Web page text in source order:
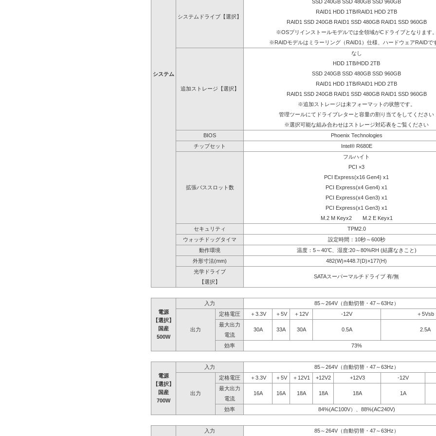
システム
システムドライブ【選択】
SSD 240GB SSD 480GB SSD 960GB
RAID1 HDD 1TB/RAID1 HDD 2TB
RAID1 SSD 240GB RAID1 SSD 480GB RAID1 SSD 960GB
※OSプリインストールモデルでは全領域がCドライブとなります
※RAIDモデルはミラーリング（RAID1）仕様、ハードウェアRAIDで
追加ストレージ【選択】
なし
HDD 1TB/HDD 2TB
SSD 240GB SSD 480GB SSD 960GB
RAID1 HDD 1TB/RAID1 HDD 2TB
RAID1 SSD 240GB RAID1 SSD 480GB RAID1 SSD 960GB
※追加ストレージは未フォーマットの状態です。
管理ツールにてドライブレターと容量の割り当てをしてください
※選択可能な組み合わせはストレージ対応表をご覧ください
BIOS
Phoenix Technologies
チップセット
Intel® R680E
拡張バススロット数
フルハイト
PCI ×3
PCI Express(x16 Gen4) x1
PCI Express(x4 Gen4) x1
PCI Express(x4 Gen3) x1
PCI Express(x1 Gen3) x1
M.2 M Keyx2 M.2 E Keyx1
セキュリティ
TPM2.0
ウォッチドッグタイマ
設定時間：10秒～600秒
動作環境
温度：5～40℃、湿度:20～80%RH (結露なきこと)
外形寸法(mm)
482(W)×448.7(D)×177(H)
光学ドライブ
SATAスーパーマルチドライブ 有/無
【選択】
電源
【選択】
国産
500W
入力 85～264V（自動切替・47～63Hz）
出力
定格電圧 ＋3.3V ＋5V ＋12V -12V
＋5Vsb
最大出力
30A
33A 30A 0.5A
2.5A
電流
効率
73%
電源
【選択】
国産
700W
入力 85～264V（自動切替・47～63Hz）
出力
定格電圧 ＋3.3V ＋5V ＋12V1 +12V2 +12V3
-12V
最大出力
16A
16A 18A 18A 18A
1A
電流
効率
84%(AC100V）、88%(AC240V)
入力 85～264V（自動切替・47～63Hz）